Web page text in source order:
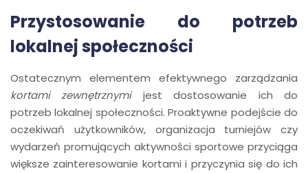
Przystosowanie do potrzeb
lokalnej społeczności
Ostatecznym elementem efektywnego zarządzania
kortami zewnętrznymijest dostosowanie ich do
potrzeb lokalnej społeczności. Proaktywne podejście do
oczekiwań użytkowników, organizacja turniejów czy
wydarzeń promujących aktywności sportowe przyciąga
większe zainteresowanie kortami i przyczynia się do ich